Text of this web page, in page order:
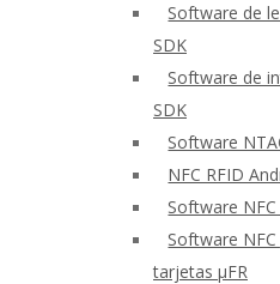
Software de
SDK
Software de
SDK
Software
NFC RFID
Software
Software
tarjetas μFR